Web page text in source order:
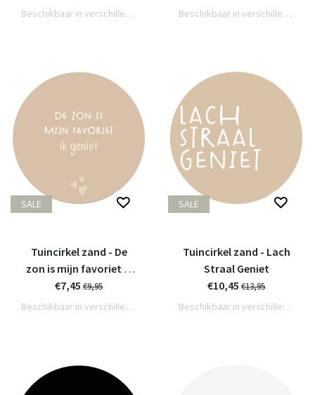
Beschikbaar in verschillende varianten Beschikbaar in verschillende varianten
SALE
Tuincirkel zand - De
zon is mijn favoriet ik
geniet
€7,45 €9,95
Beschikbaar in verschillende varianten
SALE
Tuincirkel zand - Lach
Straal Geniet
€10,45 €13,95
Beschikbaar in verschillende varianten